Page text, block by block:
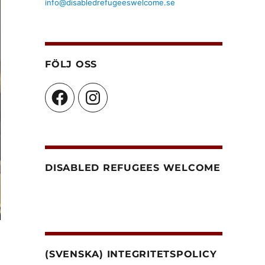
info@disabledrefugeeswelcome.se
FÖLJ OSS
FacebookInstagram
DISABLED REFUGEES WELCOME
(SVENSKA) INTEGRITETSPOLICY